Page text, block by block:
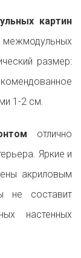
картин
межмодульных
размер:
1-2 см.
отлично
Яркие и
акриловым
не составит
настенных